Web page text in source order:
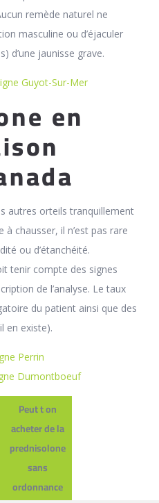
remède naturel ne
masculine ou d’éjaculer
d’une jaunisse grave.
Guyot-Sur-Mer
en
autres orteils tranquillement
chausser, il n’est pas rare
ou d’étanchéité.
tenir compte des signes
de l’analyse. Le taux
du patient ainsi que des
en existe).
Perrin
Dumontboeuf
Peut t on
acheter de la
prednisolone
sans
ordonnance